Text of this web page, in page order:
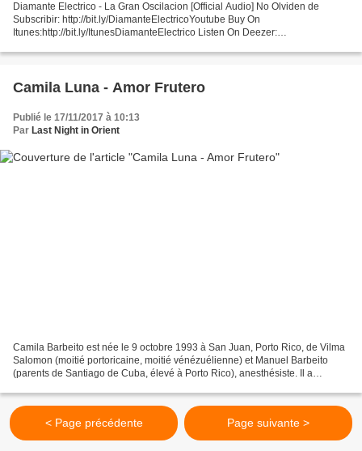
Diamante Electrico - La Gran Oscilacion [Official Audio] No Olviden de
Subscribir: http://bit.ly/DiamanteElectricoYoutube Buy On
Itunes:http://bit.ly/ItunesDiamanteElectrico Listen On Deezer:
http://bit.ly/DiamanteElectricoSpotify...
Camila Luna - Amor Frutero
Publié le 17/11/2017 à 10:13
Par Last Night in Orient
Camila Barbeito est née le 9 octobre 1993 à San Juan, Porto Rico, de Vilma
Salomon (moitié portoricaine, moitié vénézuélienne) et Manuel Barbeito
(parents de Santiago de Cuba, élevé à Porto Rico), anesthésiste. Il a
< Page précédente Page suivante >